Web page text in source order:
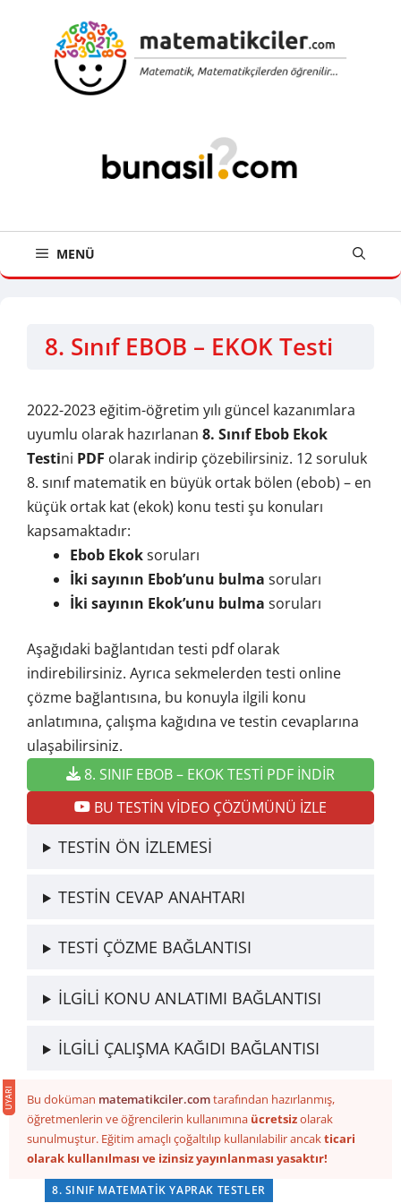
MENÜ
8. Sınıf EBOB – EKOK Testi
2022-2023 eğitim-öğretim yılı güncel kazanımlara
uyumlu olarak hazırlanan 8. Sınıf Ebob Ekok
Testini PDF olarak indirip çözebilirsiniz. 12 soruluk
8. sınıf matematik en büyük ortak bölen (ebob) – en
küçük ortak kat (ekok) konu testi şu konuları
kapsamaktadır:
Ebob Ekoksoruları
İki sayının Ebob’unu bulma soruları
İki sayının Ekok’unu bulma soruları
Aşağıdaki bağlantıdan testi pdf olarak
indirebilirsiniz. Ayrıca sekmelerden testi online
çözme bağlantısına, bu konuyla ilgili konu
anlatımına, çalışma kağıdına ve testin cevaplarına
ulaşabilirsiniz.
8. SINIF EBOB – EKOK TESTİ PDF İNDİR
BU TESTİN VİDEO ÇÖZÜMÜNÜ İZLE
TESTİN ÖN İZLEMESİ
TESTİN CEVAP ANAHTARI
TESTİ ÇÖZME BAĞLANTISI
İLGİLİ KONU ANLATIMI BAĞLANTISI
İLGİLİ ÇALIŞMA KAĞIDI BAĞLANTISI
Bu doküman matematikciler.comtarafından hazırlanmış,
öğretmenlerin ve öğrencilerin kullanımına ücretsizolarak
sunulmuştur. Eğitim amaçlı çoğaltılıp kullanılabilir ancakticari
olarak kullanılması ve izinsiz yayınlanması yasaktır!
8. SINIF MATEMATIK YAPRAK TESTLER